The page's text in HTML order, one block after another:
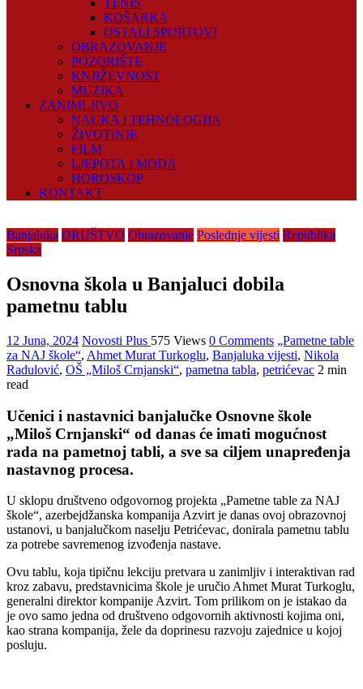
TENIS
KOŠARKA
OSTALI SPORTOVI
OBRAZOVANJE
POZORIŠTE
KNJIŽEVNOST
MUZIKA
ZANIMLJIVO
NAUKA I TEHNOLOGIJA
ŽIVOTINJE
FILM
LJEPOTA I MODA
HOROSKOP
KONTAKT
Banjaluka DRUŠTVO Obrazovanje Poslednje vijesti Republika
Srpska
Osnovna škola u Banjaluci dobila
pametnu tablu
12 Juna, 2024 Novosti Plus 575 Views 0 Comments „Pametne table
za NAJ škole“, Ahmet Murat Turkoglu, Banjaluka vijesti, Nikola
Radulović, OŠ „Miloš Crnjanski“, pametna tabla, petrićevac 2 min
read
Učenici i nastavnici banjalučke Osnovne škole
„Miloš Crnjanski“ od danas će imati mogućnost
rada na pametnoj tabli, a sve sa ciljem unapređenja
nastavnog procesa.
U sklopu društveno odgovornog projekta „Pametne table za NAJ
škole“, azerbejdžanska kompanija Azvirt je danas ovoj obrazovnoj
ustanovi, u banjalučkom naselju Petrićevac, donirala pametnu tablu
za potrebe savremenog izvođenja nastave.
Ovu tablu, koja tipičnu lekciju pretvara u zanimljiv i interaktivan rad
kroz zabavu, predstavnicima škole je uručio Ahmet Murat Turkoglu,
generalni direktor kompanije Azvirt. Tom prilikom on je istakao da
je ovo samo jedna od društveno odgovornih aktivnosti kojima oni,
kao strana kompanija, žele da doprinesu razvoju zajednice u kojoj
posluju.